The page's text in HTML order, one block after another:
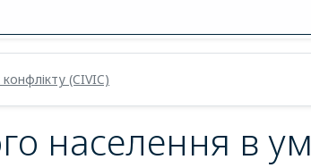
(CIVIC)
населення в